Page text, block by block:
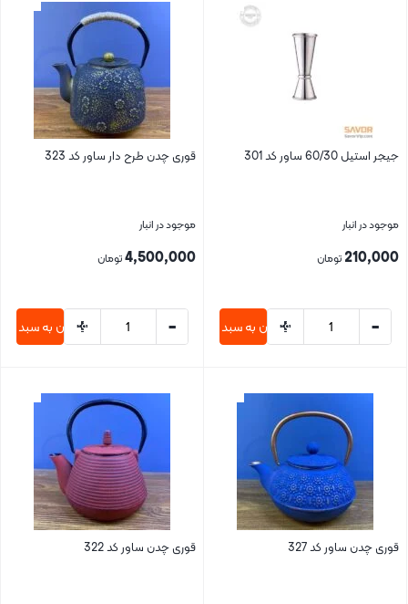
جیجر استیل 60/30 ساور کد 301
موجود در انبار
210,000 تومان
-
+
افزودن به سبد خرید
قوری چدن طرح دار ساور کد 323
موجود در انبار
4,500,000تومان
-
+
افزودن به سبد
قوری چدن ساور کد 327 قوری چدن ساور کد 322